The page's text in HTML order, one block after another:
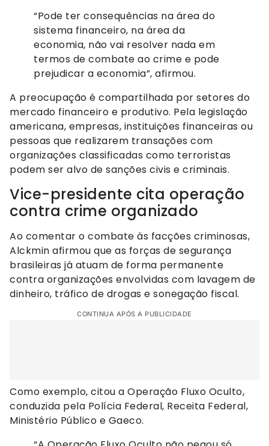
“Pode ter consequências na área do
sistema financeiro, na área da
economia, não vai resolver nada em
termos de combate ao crime e pode
prejudicar a economia”, afirmou.
A preocupação é compartilhada por setores do
mercado financeiro e produtivo. Pela legislação
americana, empresas, instituições financeiras ou
pessoas que realizarem transações com
organizações classificadas como terroristas
podem ser alvo de sanções civis e criminais.
Vice-presidente cita operação
contra crime organizado
Ao comentar o combate às facções criminosas,
Alckmin afirmou que as forças de segurança
brasileiras já atuam de forma permanente
contra organizações envolvidas com lavagem de
dinheiro, tráfico de drogas e sonegação fiscal.
CONTINUA APÓS A PUBLICIDADE
Como exemplo, citou a Operação Fluxo Oculto,
conduzida pela Polícia Federal, Receita Federal,
Ministério Público e Gaeco.